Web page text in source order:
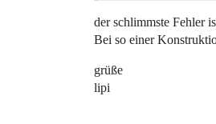
der schlimmste Fehler
Bei so einer
grüße
lipi